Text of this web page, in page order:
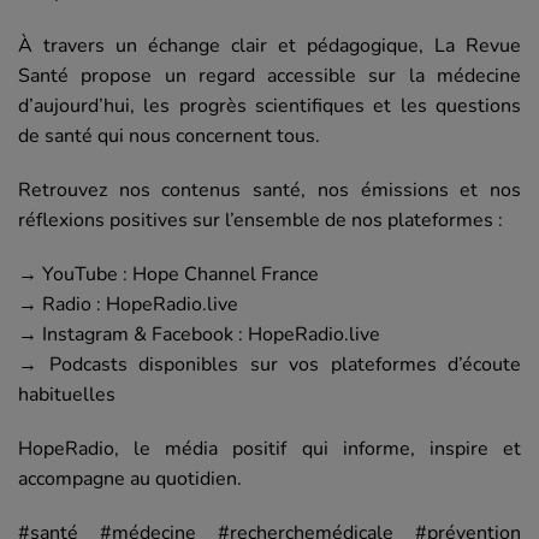
À travers un échange clair et pédagogique, La Revue
Santé propose un regard accessible sur la médecine
d’aujourd’hui, les progrès scientifiques et les questions
de santé qui nous concernent tous.
Retrouvez nos contenus santé, nos émissions et nos
réflexions positives sur l’ensemble de nos plateformes :
→ YouTube : Hope Channel France
→ Radio : HopeRadio.live
→ Instagram & Facebook : HopeRadio.live
→ Podcasts disponibles sur vos plateformes d’écoute
habituelles
HopeRadio, le média positif qui informe, inspire et
accompagne au quotidien.
#santé #médecine #recherchemédicale #prévention